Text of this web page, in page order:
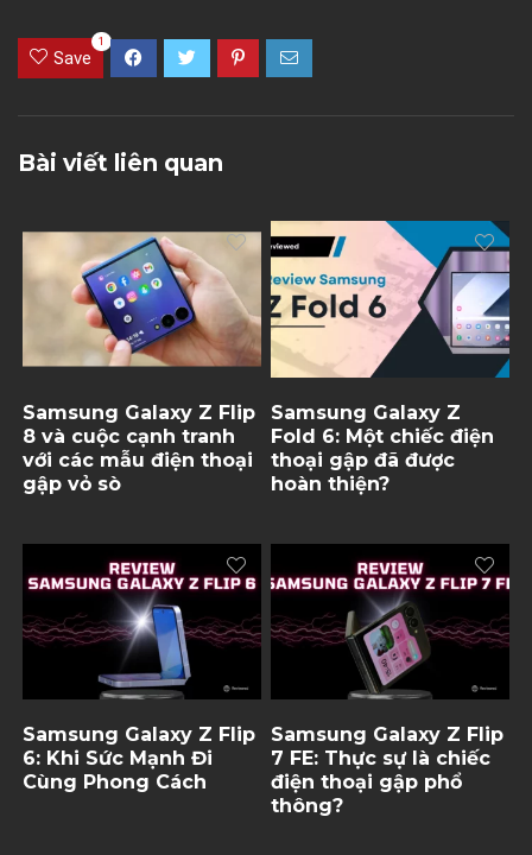
Save
1
Bài viết liên quan
Samsung Galaxy Z Flip
8 và cuộc cạnh tranh
với các mẫu điện thoại
gập vỏ sò
Samsung Galaxy Z
Fold 6: Một chiếc điện
thoại gập đã được
hoàn thiện?
Samsung Galaxy Z Flip
6: Khi Sức Mạnh Đi
Cùng Phong Cách
Samsung Galaxy Z Flip
7 FE: Thực sự là chiếc
điện thoại gập phổ
thông?